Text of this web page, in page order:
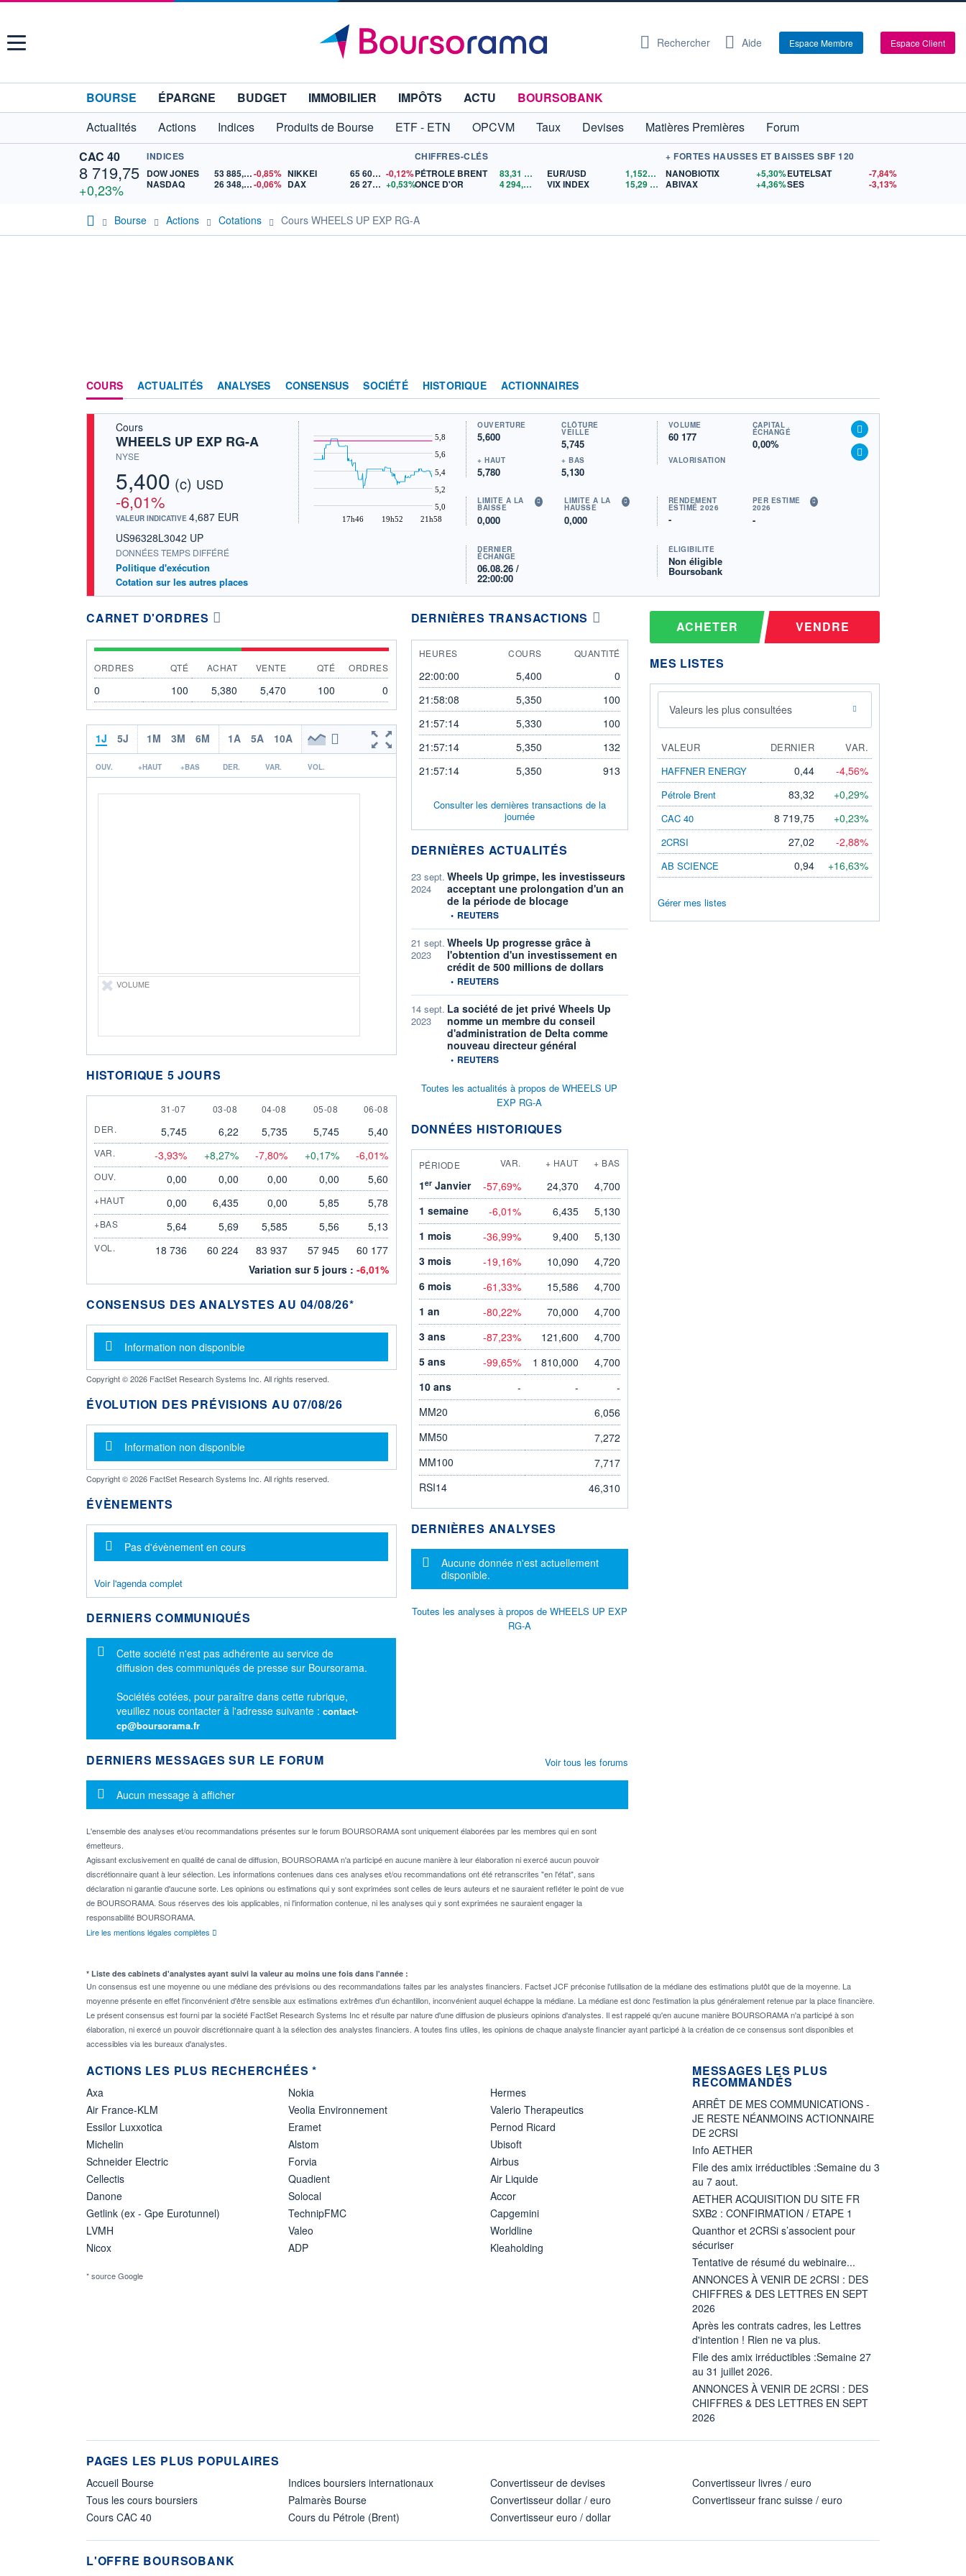
Menu Rechercher Aide Espace Membre Espace Client
BOURSE ÉPARGNE BUDGET IMMOBILIER IMPÔTS ACTU
BOURSOBANK
Actualités
Actions Indices Produits de Bourse ETF - ETN OPCVM Taux Devises Matières Premières
Forum
CAC 40
8 719,75
+0,23%
INDICES
DOW JONES
53 885,10-0,85%
NASDAQ
26 348,35-0,06%
NIKKEI 65 606,71 -0,12%
DAX
26 279,50 +0,53%
CHIFFRES-CLÉS
PÉTROLE BRENT
83,31
ONCE D'OR
4 294,89 $US
EUR/USD 1,1522$US
VIX INDEX
15,29$US
+ FORTES HAUSSES ET BAISSES SBF 120
NANOBIOTIX
+5,30%
ABIVAX
+4,36%
EUTELSAT
-7,84%
SES
-3,13%
Bourse Actions Cotations Cours WHEELS UP EXP RG-A
COURS ACTUALITÉS ANALYSES CONSENSUS SOCIÉTÉ HISTORIQUE ACTIONNAIRES
Cours
WHEELS UP EXP RG-A
NYSE
5,400 (c) USD
-6,01%
VALEUR INDICATIVE 4,687 EUR
US96328L3042 UP
DONNÉES TEMPS DIFFÉRÉ
Politique d'exécution
Cotation sur les autres places
17h46 19h52 21h58
5,0
5,2
5,4
5,6
5,8
OUVERTURE
5,600
CLÔTURE
VEILLE
5,745
+ HAUT
5,780
+ BAS
5,130
VOLUME
60 177
CAPITAL
ÉCHANGÉ
0,00%
VALORISATION
LIMITE À LA
BAISSE
0,000
LIMITE À LA
HAUSSE
0,000
RENDEMENT
ESTIMÉ 2026
-
PER ESTIMÉ
2026
-
DERNIER
ÉCHANGE
06.08.26 /
22:00:00
ÉLIGIBILITÉ
Non éligible
Boursobank
CARNET D'ORDRES
ORDRES QTÉ ACHAT VENTE QTÉ ORDRES
0 100 5,380 5,470 100 0
1J 5J 1M 3M 6M 1A 5A 10A
OUV. +HAUT +BAS DER. VAR. VOL.
VOLUME
HISTORIQUE 5 JOURS
31 JULY
31-07 3 AUGUST
03-08 4 AUGUST
04-08 5 AUGUST
05-08 6 AUGUST
06-08
DER.
5,745 6,22 5,735 5,745 5,40
VAR. -3,93% +8,27% -7,80% +0,17% -6,01%
OUV. 0,00 0,00 0,00 0,00 5,60
+HAUT 0,00 6,435 0,00 5,85 5,78
+BAS 5,64 5,69 5,585 5,56 5,13
VOL. 18 736 60 224 83 937 57 945
60 177
Variation sur 5 jours : -6,01%
CONSENSUS DES ANALYSTES AU 04/08/26*
Message d'information
Information non disponible
Copyright © 2026 FactSet Research Systems Inc. All rights reserved.
ÉVOLUTION DES PRÉVISIONS AU 07/08/26
Message d'information
Information non disponible
Copyright © 2026 FactSet Research Systems Inc. All rights reserved.
ÉVÈNEMENTS
Message d'information
Pas d'évènement en cours
Voir l'agenda complet
DERNIERS COMMUNIQUÉS
Message d'information
Cette société n'est pas adhérente au service de
diffusion des communiqués de presse sur Boursorama.
Sociétés cotées, pour paraître dans cette rubrique,
veuillez nous contacter à l'adresse suivante : contact-
cp@boursorama.fr
DERNIÈRES TRANSACTIONS
HEURES COURS QUANTITÉ
22:00:00 5,400
0
21:58:08
5,350
100
21:57:14
5,330
100
21:57:14
5,350
132
21:57:14
5,350 913
Consulter les dernières transactions de la
journée
DERNIÈRES ACTUALITÉS
23 sept.
2024
Wheels Up grimpe, les investisseurs
acceptant une prolongation d'un an
de la période de blocage
information fournie par
• REUTERS
21 sept.
2023
Wheels Up progresse grâce à
l'obtention d'un investissement en
crédit de 500 millions de dollars
information fournie par
• REUTERS
14 sept.
2023
La société de jet privé Wheels Up
nomme un membre du conseil
d'administration de Delta comme
nouveau directeur général
information fournie par
• REUTERS
Toutes les actualités à propos de WHEELS UP
EXP RG-A
DONNÉES HISTORIQUES
PÉRIODE VAR. + HAUT + BAS
1erJanvier -57,69% 24,370
4,700
1 semaine
-6,01% 6,435
5,130
1 mois
-36,99% 9,400
5,130
3 mois
-19,16% 10,090
4,720
6 mois
-61,33% 15,586
4,700
1 an
-80,22% 70,000
4,700
3 ans
-87,23% 121,600
4,700
5 ans
-99,65% 1 810,000
4,700
10 ans
- -
-
MM20
6,056
MM50
7,272
MM100
7,717
RSI14
46,310
DERNIÈRES ANALYSES
Message d'information
Aucune donnée n'est actuellement
disponible.
Toutes les analyses à propos de WHEELS UP EXP
RG-A
DERNIERS MESSAGES SUR LE FORUM
Message d'information
Aucun message à afficher
L'ensemble des analyses et/ou recommandations présentes sur le forum BOURSORAMA sont uniquement élaborées par les membres qui en sont
émetteurs.
Agissant exclusivement en qualité de canal de diffusion, BOURSORAMA n'a participé en aucune manière à leur élaboration ni exercé aucun pouvoir
discrétionnaire quant à leur sélection. Les informations contenues dans ces analyses et/ou recommandations ont été retranscrites "en l'état", sans
déclaration ni garantie d'aucune sorte. Les opinions ou estimations qui y sont exprimées sont celles de leurs auteurs et ne sauraient refléter le point de vue
de BOURSORAMA. Sous réserves des lois applicables, ni l'information contenue, ni les analyses qui y sont exprimées ne sauraient engager la
responsabilité BOURSORAMA.
Lire les mentions légales complètes
Voir tous les forums
ACHETER VENDRE
MES LISTES
Valeurs les plus consultées
VALEUR DERNIER
VAR.
HAFFNER ENERGY
0,44 -4,56%
Pétrole Brent 83,32 +0,29%
CAC 40 8 719,75 +0,23%
2CRSI 27,02 -2,88%
AB SCIENCE 0,94 +16,63%
Gérer mes listes
* Liste des cabinets d'analystes ayant suivi la valeur au moins une fois dans l'année :
Un consensus est une moyenne ou une médiane des prévisions ou des recommandations faites par les analystes financiers. Factset JCF préconise l'utilisation de la médiane des estimations plutôt que de la moyenne. La
moyenne présente en effet l'inconvénient d'être sensible aux estimations extrêmes d'un échantillon, inconvénient auquel échappe la médiane. La médiane est donc l'estimation la plus généralement retenue par la place financière.
Le présent consensus est fourni par la société FactSet Research Systems Inc et résulte par nature d'une diffusion de plusieurs opinions d'analystes. Il est rappelé qu'en aucune manière BOURSORAMA n'a participé à son
élaboration, ni exercé un pouvoir discrétionnaire quant à la sélection des analystes financiers. A toutes fins utiles, les opinions de chaque analyste financier ayant participé à la création de ce consensus sont disponibles et
accessibles via les bureaux d'analystes.
ACTIONS LES PLUS RECHERCHÉES *
Axa
Air France-KLM
Essilor Luxxotica
Michelin
Schneider Electric
Cellectis
Danone
Getlink (ex - Gpe Eurotunnel)
LVMH
Nicox
Nokia
Veolia Environnement
Eramet
Alstom
Forvia
Quadient
Solocal
TechnipFMC
Valeo
ADP
Hermes
Valerio Therapeutics
Pernod Ricard
Ubisoft
Airbus
Air Liquide
Accor
Capgemini
Worldline
Kleaholding
* source Google
MESSAGES LES PLUS
RECOMMANDÉS
ARRÊT DE MES COMMUNICATIONS -
JE RESTE NÉANMOINS ACTIONNAIRE
DE 2CRSI
Info AETHER
File des amix irréductibles :Semaine du 3
au 7 aout.
AETHER ACQUISITION DU SITE FR
SXB2 : CONFIRMATION / ETAPE 1
Quanthor et 2CRSi s’associent pour
sécuriser
Tentative de résumé du webinaire...
ANNONCES À VENIR DE 2CRSI : DES
CHIFFRES & DES LETTRES EN SEPT
2026
Après les contrats cadres, les Lettres
d'intention ! Rien ne va plus.
File des amix irréductibles :Semaine 27
au 31 juillet 2026.
ANNONCES À VENIR DE 2CRSI : DES
CHIFFRES & DES LETTRES EN SEPT
2026
PAGES LES PLUS POPULAIRES
Accueil Bourse
Tous les cours boursiers
Cours CAC 40
Indices boursiers internationaux
Palmarès Bourse
Cours du Pétrole (Brent)
Convertisseur de devises
Convertisseur dollar / euro
Convertisseur euro / dollar
Convertisseur livres / euro
Convertisseur franc suisse / euro
L'OFFRE BOURSOBANK